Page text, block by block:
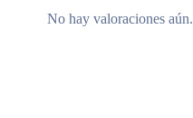
No hay valoraciones aún.